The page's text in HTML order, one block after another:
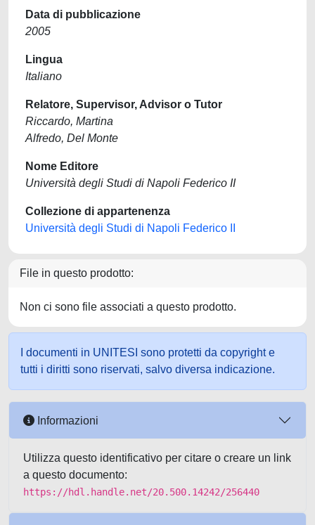
Data di pubblicazione
2005
Lingua
Italiano
Relatore, Supervisor, Advisor o Tutor
Riccardo, Martina
Alfredo, Del Monte
Nome Editore
Università degli Studi di Napoli Federico II
Collezione di appartenenza
Università degli Studi di Napoli Federico II
File in questo prodotto:
Non ci sono file associati a questo prodotto.
I documenti in UNITESI sono protetti da copyright e
tutti i diritti sono riservati, salvo diversa indicazione.
Informazioni
Utilizza questo identificativo per citare o creare un link
a questo documento:
https://hdl.handle.net/20.500.14242/256440